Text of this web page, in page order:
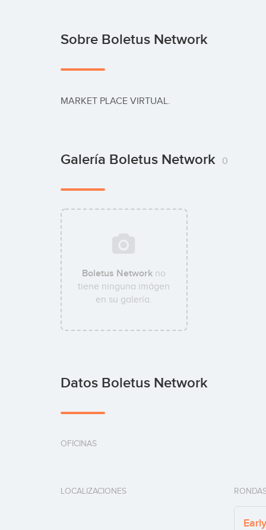
Sobre Boletus Network
MARKET PLACE VIRTUAL.
Galería Boletus Network 0
Boletus Network no
tiene ninguna imágen
en su galería.
Datos Boletus Network
OFICINAS
LOCALIZACIONES